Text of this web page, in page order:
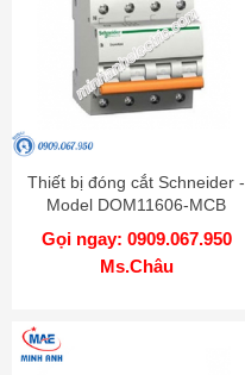
Thiết bị đóng cắt Schneider -
Model DOM11606-MCB
Gọi ngay: 0909.067.950
Ms.Châu